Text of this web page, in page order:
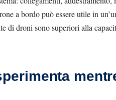
a bordo può essere utile in
di droni sono superiori alla